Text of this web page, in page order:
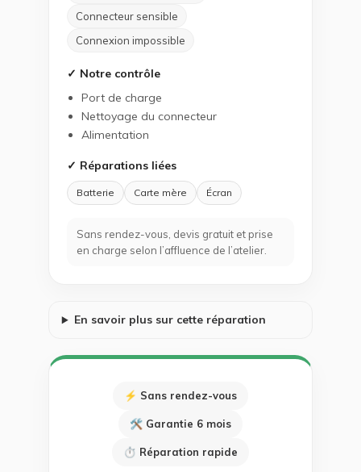
Connecteur sensible
Connexion impossible
✓ Notre contrôle
Port de charge
Nettoyage du connecteur
Alimentation
✓ Réparations liées
Batterie Carte mère Écran
Sans rendez-vous, devis gratuit et prise
en charge selon l’affluence de l’atelier.
En savoir plus sur cette réparation
⚡ Sans rendez-vous
🛠 Garantie 6 mois
⏱ Réparation rapide